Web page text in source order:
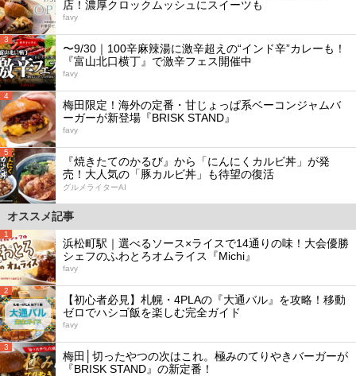
店！濃厚クロックムッシュにスイーツも
favy
3
〜9/30｜100辛麻辣湯に激辛超えの“インド辛”カレーも！
『富山北口横丁』で激辛フェス開催中
favy
4
梅田限定！海外の定番・甘じょっぱ系ベーコンジャムバ
ーガーが新登場『BRISK STAND』
favy
5
『焼きたてのかるび』から「にんにくカルビ丼」が発
売！大人気の「豚カルビ丼」も待望の復活
グルメライターAI
オススメ記事
1
浜松町駅｜選べるソース×ライスで14通りの味！大会優勝
シェフのふわとろオムライス『Michi』
favy
2
【初心者必見】札幌・4PLAの『大通バル』を攻略！移動
ゼロでハシゴ飯を楽しむ完全ガイド
favy
3
梅田│切ったやつの次はこれ。極みのてりやきバーガーが
『BRISK STAND』の新定番！